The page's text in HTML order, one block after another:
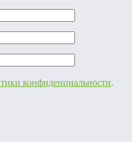
конфиденциальности.